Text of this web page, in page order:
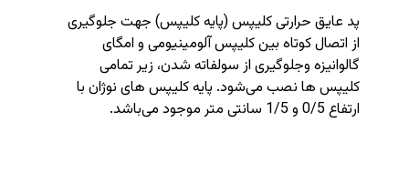
پد عایق حرارتی کلیپس (پایه کلیپس) جهت جلوگیری
از اتصال کوتاه بین کلیپس آلومینیومی و امگای
گالوانیزه وجلوگیری از سولفاته شدن، زیر تمامی
کلیپس ها نصب می‌شود. پایه کلیپس های نوژان با
ارتفاع 0/5 و 1/5 سانتی متر موجود می‌باشد.